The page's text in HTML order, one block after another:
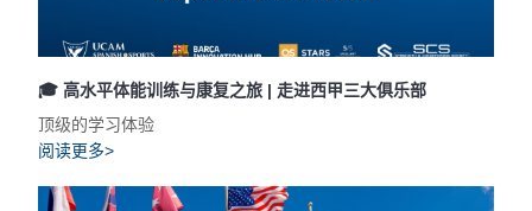
🎓 高水平体能训练与康复之旅 | 走进西甲三大俱乐部
顶级的学习体验
阅读更多>